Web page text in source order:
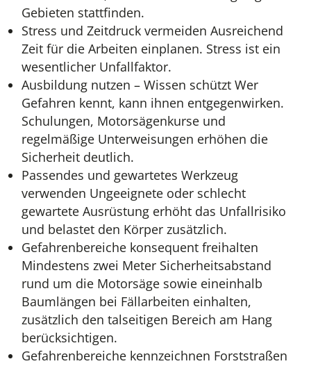
Gebieten stattfinden.
Stress und Zeitdruck vermeiden Ausreichend
Zeit für die Arbeiten einplanen. Stress ist ein
wesentlicher Unfallfaktor.
Ausbildung nutzen – Wissen schützt Wer
Gefahren kennt, kann ihnen entgegenwirken.
Schulungen, Motorsägenkurse und
regelmäßige Unterweisungen erhöhen die
Sicherheit deutlich.
Passendes und gewartetes Werkzeug
verwenden Ungeeignete oder schlecht
gewartete Ausrüstung erhöht das Unfallrisiko
und belastet den Körper zusätzlich.
Gefahrenbereiche konsequent freihalten
Mindestens zwei Meter Sicherheitsabstand
rund um die Motorsäge sowie eineinhalb
Baumlängen bei Fällarbeiten einhalten,
zusätzlich den talseitigen Bereich am Hang
berücksichtigen.
Gefahrenbereiche kennzeichnen Forststraßen